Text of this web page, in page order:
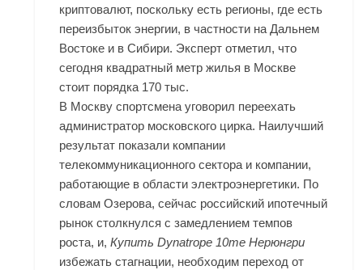
криптовалют, поскольку есть регионы, где есть
переизбыток энергии, в частности на Дальнем
Востоке и в Сибири. Эксперт отметил, что
сегодня квадратный метр жилья в Москве
стоит порядка 170 тыс.
В Москву спортсмена уговорил переехать
администратор московского цирка. Наилучший
результат показали компании
телекоммуникационного сектора и компании,
работающие в области электроэнергетики. По
словам Озерова, сейчас российский ипотечный
рынок столкнулся с замедлением темпов
роста, и,Купить Dynatrope 10me Нерюнгри
избежать стагнации, необходим переход от